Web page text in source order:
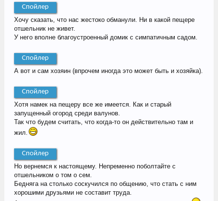
Спойлер
Хочу сказать, что нас жестоко обманули. Ни в какой пещере
отшельник не живет.
У него вполне благоустроенный домик с симпатичным садом.
Спойлер
А вот и сам хозяин (впрочем иногда это может быть и хозяйка).
Спойлер
Хотя намек на пещеру все же имеется. Как и старый
запущенный огород среди валунов.
Так что будем считать, что когда-то он действительно там и
жил.
Спойлер
Но вернемся к настоящему. Непременно поболтайте с
отшельником о том о сем.
Бедняга на столько соскучился по общению, что стать с ним
хорошими друзьями не составит труда.